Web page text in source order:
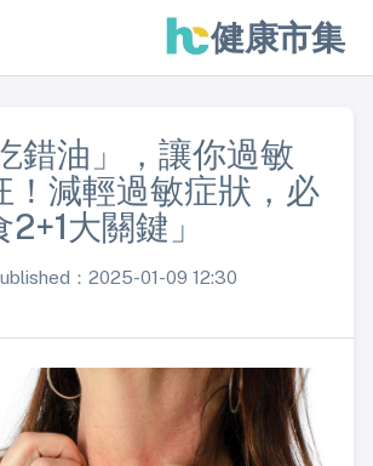
健康市集
錯油」，讓你過敏
！減輕過敏症狀，必
大關鍵」
：2025-01-09 12:30